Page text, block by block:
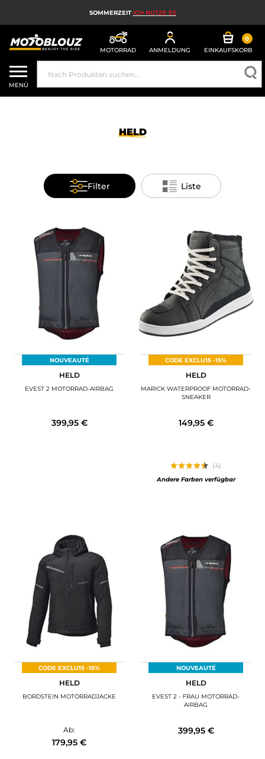
SOMMERZEIT ICH NUTZE ES
MOTORRAD ANMELDUNG
0
EINKAUFSKORB
MOTORRADHELM
MOTORRADAUSRÜSTUNG FÜR HERREN
MOTORRAD-AIRBAG
MOTORRADZUBEHÖR
MOTORRADGEPÄCK
SPORTBEKLEIDUNG
SPEZIELLE ANGEBOTE UND SONDERAKTIONEN
GESCHENKKARTEN
MENÜ
HELD
Filter Liste
NOUVEAUTÉ
HELD
EVEST 2 MOTORRAD-AIRBAG
399,95 €
CODE EXCLU15 -15%
HELD
MARICK WATERPROOF MOTORRAD-
SNEAKER
149,95 €
(4)
Andere Farben verfügbar
CODE EXCLU15 -15%
HELD
BORDSTEIN MOTORRADJACKE
Ab:
179,95 €
NOUVEAUTÉ
HELD
EVEST 2 - FRAU MOTORRAD-
AIRBAG
399,95 €